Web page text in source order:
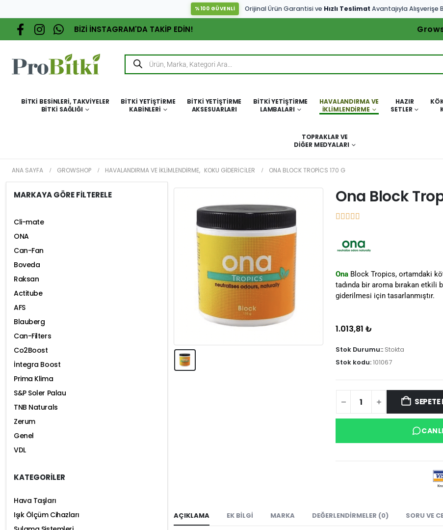
%100 GÜVENLİ Orijinal Ürün Garantisi ve Hızlı Teslimat Avantajıyla Alışverişe
BİZİ İNSTAGRAM'DA TAKİP EDİN!
BITKI BESINLERI, TAKVIYELER
BITKI SAĞLIĞI
BITKI YETIŞTIRME
KABINLERI
BITKI YETIŞTIRME
AKSESUARLARI
BITKI YETIŞTIRME
LAMBALARI
HAVALANDIRMA VE
İKLIMLENDIRME
HAZIR
SETLER
TOPRAKLAR VE
DIĞER MEDYALARI
ANA SAYFA GROWSHOP HAVALANDIRMA VE İKLIMLENDIRME, KOKU GIDERICILER ONA BLOCK TROPICS 170 G
Ona Block
Ona Block Tropics, ortamdaki
tadında bir aroma bırakan etkili
giderilmesi için tasarlanmıştır.
1.013,81 ₺
Stok Durumu:: Stokta
Stok kodu:101067
SEPETE
AÇIKLAMA EK BILGI MARKA DEĞERLENDIRMELER (0) SORU VE
MARKAYA GÖRE FİLTERELE
Cli-mate
ONA
Can-Fan
Boveda
Raksan
Actitube
AFS
Blauberg
Can-Filters
Co2Boost
İntegra Boost
Prima Klima
S&P Soler Palau
TNB Naturals
Zerum
Genel
VDL
KATEGORİLER
Hava Taşları
Işık Ölçüm Cihazları